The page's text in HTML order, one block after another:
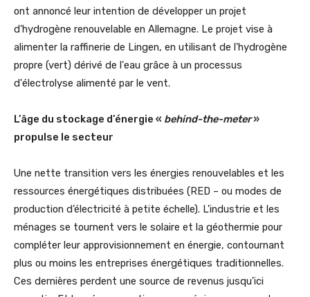
ont annoncé leur intention de développer un projet
d'hydrogène renouvelable en Allemagne. Le projet vise à
alimenter la raffinerie de Lingen, en utilisant de l'hydrogène
propre (vert) dérivé de l'eau grâce à un processus
d'électrolyse alimenté par le vent.
L’âge du stockage d’énergie « behind-the-meter»
propulse le secteur
Une nette transition vers les énergies renouvelables et les
ressources énergétiques distribuées (RED – ou modes de
production d’électricité à petite échelle). L'industrie et les
ménages se tournent vers le solaire et la géothermie pour
compléter leur approvisionnement en énergie, contournant
plus ou moins les entreprises énergétiques traditionnelles.
Ces dernières perdent une source de revenus jusqu'ici